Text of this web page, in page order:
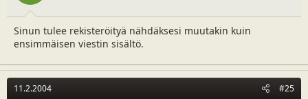
Sinun tulee rekisteröityä nähdäksesi muutakin kuin
ensimmäisen viestin sisältö.
11.2.2004 #25